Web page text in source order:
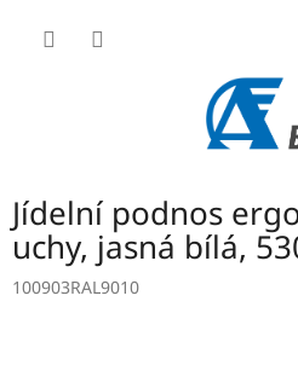
Jídelní podnos
uchy, jasná bílá,
100903RAL9010